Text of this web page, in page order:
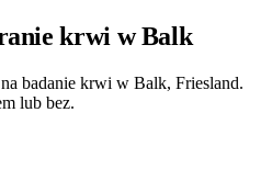
krwi w Balk
badanie krwi w Balk, Friesland.
lub bez.